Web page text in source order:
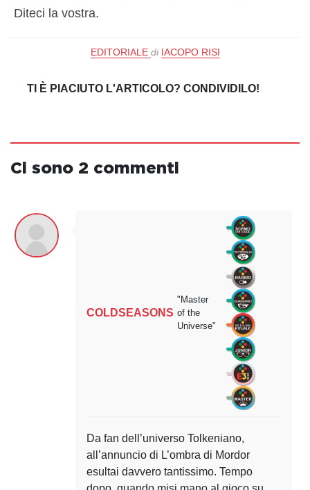
Diteci la vostra.
EDITORIALE di IACOPO RISI
TI È PIACIUTO L'ARTICOLO? CONDIVIDILO!
Ci sono 2 commenti
COLDSEASONS
"Master
of the
Universe"
Da fan dell’universo Tolkeniano,
all’annuncio di L’ombra di Mordor
esultai davvero tantissimo. Tempo